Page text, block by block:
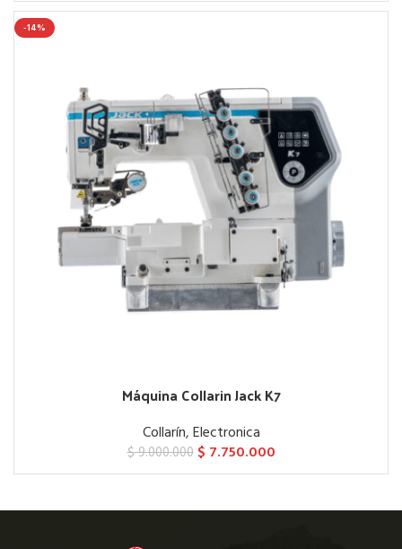
-14%
Máquina Collarin Jack K7
Collarín,Electronica
$9.000.000 $ 7.750.000